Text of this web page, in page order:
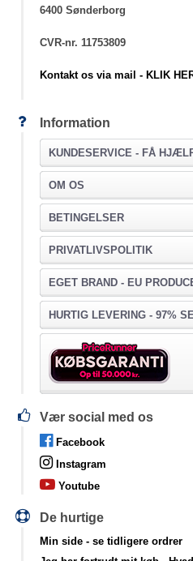
6400 Sønderborg
CVR-nr. 11753809
Kontakt os via mail - KLIK
Information
KUNDESERVICE - FÅ
OM OS
BETINGELSER
PRIVATLIVSPOLITIK
EGET BRAND - EU
HURTIG LEVERING - 97%
Vær social med os
Facebook
Instagram
Youtube
De hurtige
Min side - se tidligere ordrer